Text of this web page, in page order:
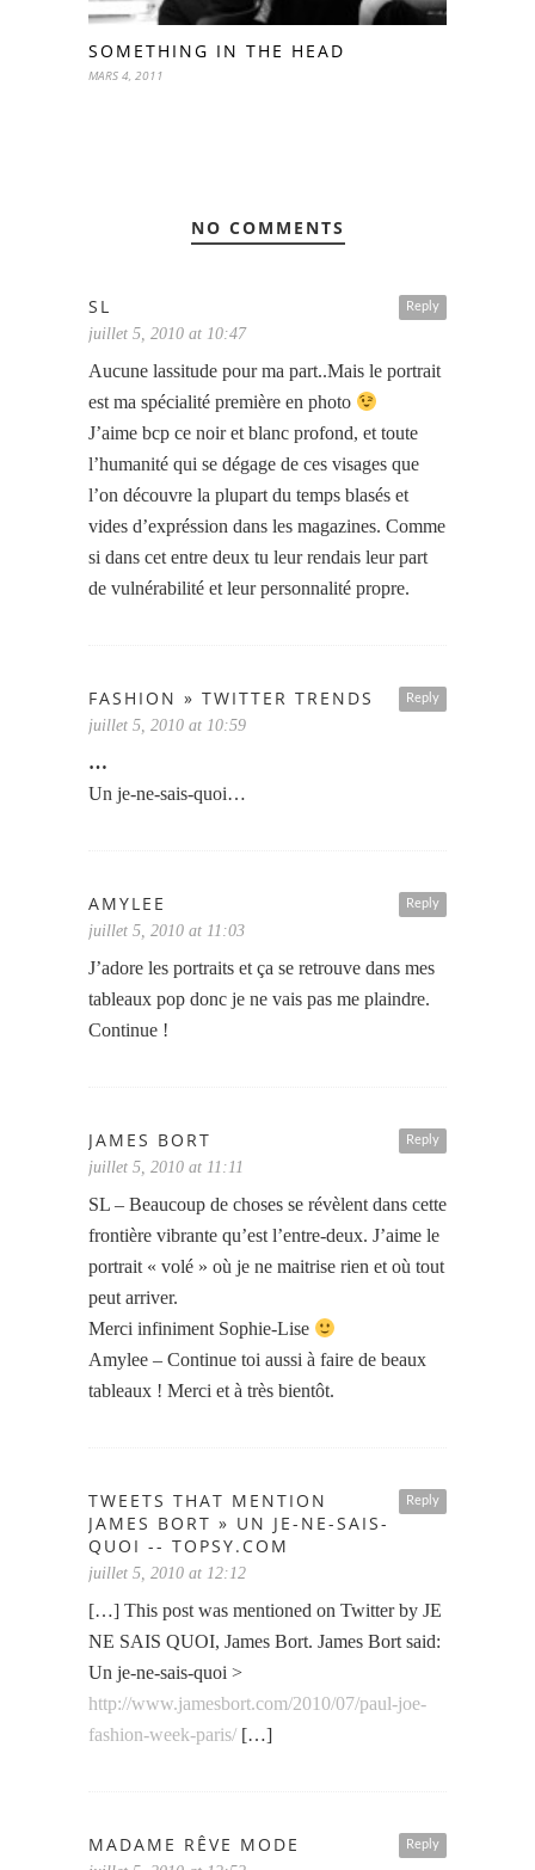
SOMETHING IN THE HEAD
MARS 4, 2011
NO COMMENTS
Reply
SL
juillet 5, 2010 at 10:47
Aucune lassitude pour ma part..Mais le portrait
est ma spécialité première en photo
J’aime bcp ce noir et blanc profond, et toute
l’humanité qui se dégage de ces visages que
l’on découvre la plupart du temps blasés et
vides d’expréssion dans les magazines. Comme
si dans cet entre deux tu leur rendais leur part
de vulnérabilité et leur personnalité propre.
Reply
FASHION » TWITTER TRENDS
juillet 5, 2010 at 10:59
…
Un je-ne-sais-quoi…
Reply
AMYLEE
juillet 5, 2010 at 11:03
J’adore les portraits et ça se retrouve dans mes
tableaux pop donc je ne vais pas me plaindre.
Continue !
Reply
JAMES BORT
juillet 5, 2010 at 11:11
SL – Beaucoup de choses se révèlent dans cette
frontière vibrante qu’est l’entre-deux. J’aime le
portrait « volé » où je ne maitrise rien et où tout
peut arriver.
Merci infiniment Sophie-Lise
Amylee – Continue toi aussi à faire de beaux
tableaux ! Merci et à très bientôt.
Reply
TWEETS THAT MENTION
JAMES BORT » UN JE-NE-SAIS-
QUOI -- TOPSY.COM
juillet 5, 2010 at 12:12
[…] This post was mentioned on Twitter by JE
NE SAIS QUOI, James Bort. James Bort said:
Un je-ne-sais-quoi >
http://www.jamesbort.com/2010/07/paul-joe-
fashion-week-paris/ […]
Reply
MADAME RÊVE MODE